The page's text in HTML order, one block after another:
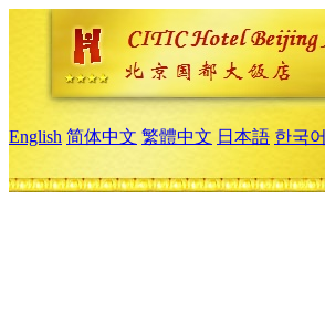
English 简体中文 繁體中文 日本語 한국어